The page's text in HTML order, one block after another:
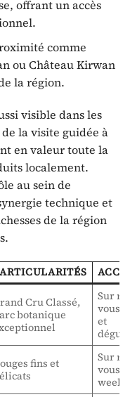
offrant un accès
comme
ou Château Kirwan
la région.
visible dans les
la visite guidée à
en valeur toute la
localement.
au sein de
technique et
de la région
Cru Classé,
botanique
Sur
vous,
et
fins et
Sur
vous,